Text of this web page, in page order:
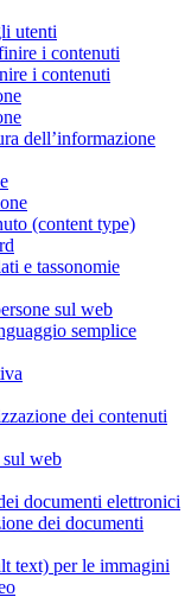
utenti
i contenuti
i contenuti
dell’informazione
(content type)
e tassonomie
sul web
semplice
dei contenuti
web
documenti elettronici
dei documenti
text) per le immagini